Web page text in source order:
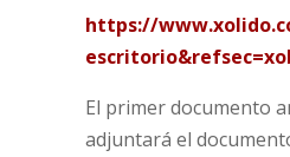
https://
El primer documento
adjuntará el